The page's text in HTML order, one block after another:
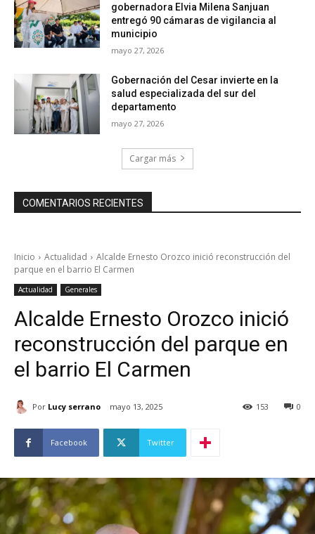
gobernadora Elvia Milena Sanjuan
entregó 90 cámaras de vigilancia al
municipio
mayo 27, 2026
Gobernación del Cesar invierte en la
salud especializada del sur del
departamento
mayo 27, 2026
Cargar más
COMENTARIOS RECIENTES